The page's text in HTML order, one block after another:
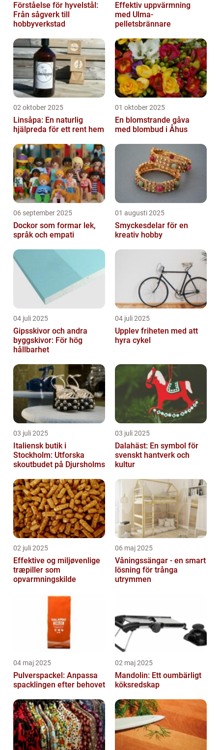
Förståelse för hyvelstål:
Från sågverk till
hobbyverkstad
Effektiv uppvärmning
med Ulma-
pelletsbrännare
02 oktober 2025
Linsåpa: En naturlig
hjälpreda för ett rent hem
01 oktober 2025
En blomstrande gåva
med blombud i Åhus
06 september 2025
Dockor som formar lek,
språk och empati
01 augusti 2025
Smyckesdelar för en
kreativ hobby
04 juli 2025
Gipsskivor och andra
byggskivor: För hög
hållbarhet
04 juli 2025
Upplev friheten med att
hyra cykel
03 juli 2025
Italiensk butik i
Stockholm: Utforska
skoutbudet på Djursholms
03 juli 2025
Dalahäst: En symbol för
svenskt hantverk och
kultur
02 juli 2025
Effektive og miljøvenlige
træpiller som
opvarmningskilde
06 maj 2025
Våningssängar - en smart
lösning för trånga
utrymmen
04 maj 2025
Pulverspackel: Anpassa
spacklingen efter behovet
02 maj 2025
Mandolin: Ett oumbärligt
köksredskap